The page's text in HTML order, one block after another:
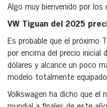
Algo muy bienvenido por los
VW Tiguan del 2025
Es probable que el próximo
por encima del precio inicial
dólares y alcance un poco
modelo totalmente
Volkswagen ha dicho que el